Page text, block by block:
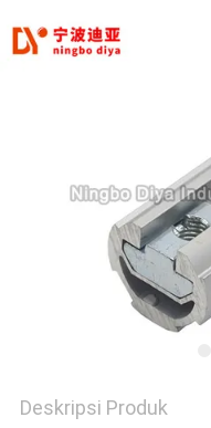
POLICY
Deskripsi Produk